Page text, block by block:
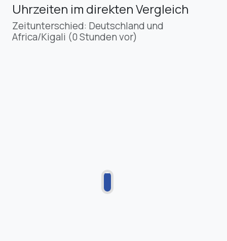
Uhrzeiten im direkten Vergleich
Zeitunterschied: Deutschland und
Africa/Kigali (0 Stunden vor)